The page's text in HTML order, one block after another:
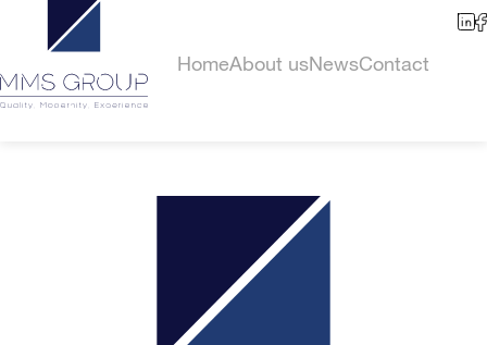
HomeAbout usNewsContact